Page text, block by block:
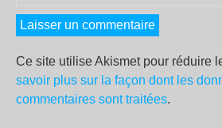
Ce site utilise Akismet pour réduire
savoir plus sur la façon dont les
commentaires sont traitées.